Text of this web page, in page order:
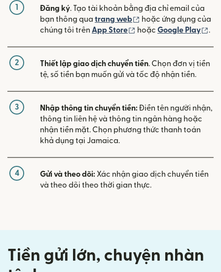
1 Đăng ký. Tạo tài khoản bằng địa chỉ email của
bạn thông qua trang web (mở trong cửa sổ mới)
hoặc ứng dụng của
chúng tôi trên App Store (mở trong cửa sổ mới)
hoặc Google Play .
2 Thiết lập giao dịch chuyển tiền. Chọn đơn vị tiền
tệ, số tiền bạn muốn gửi và tốc độ nhận tiền.
3 Nhập thông tin chuyển tiền:Điền tên người nhận,
thông tin liên hệ và thông tin ngân hàng hoặc
nhận tiền mặt. Chọn phương thức thanh toán
khả dụng tại Jamaica.
4 Gửi và theo dõi: Xác nhận giao dịch chuyển tiền
và theo dõi theo thời gian thực.
Tiền gửi lớn, chuyện nhàn